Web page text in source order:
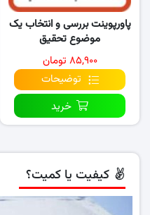
پاورپوینت بررسی و انتخاب یک
موضوع تحقیق
۸۵,۹۰۰ تومان
توضیحات
خرید
کیفیت یا کمیت؟